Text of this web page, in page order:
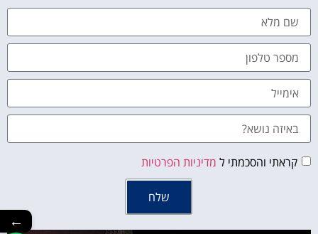
קראתי והסכמתי ל מדיניות הפרטיות
שלח
←